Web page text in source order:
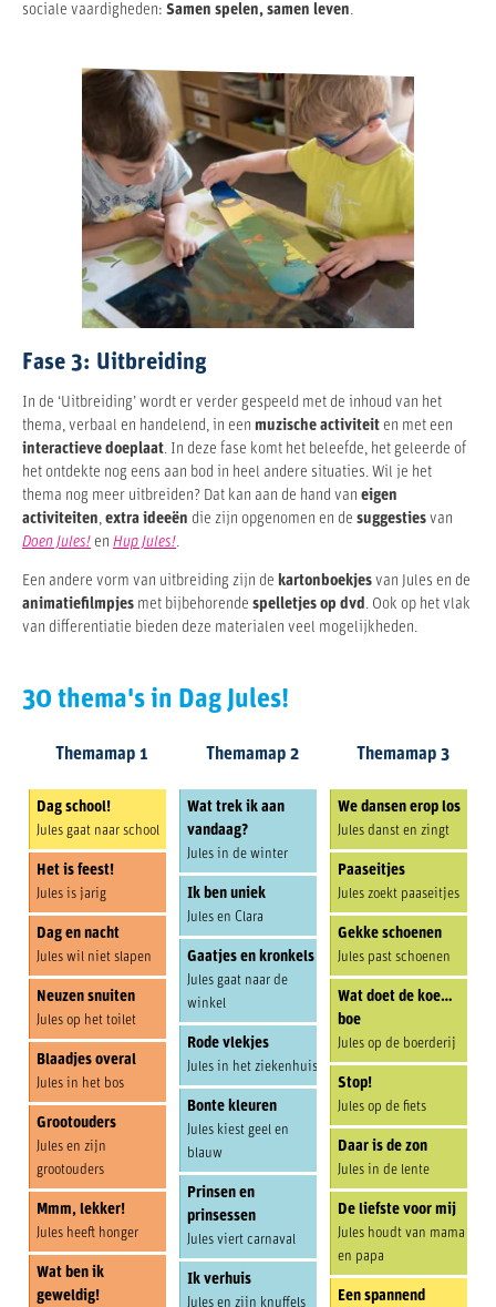
sociale vaardigheden: Samen spelen, samen leven.
Fase 3: Uitbreiding
In de ‘Uitbreiding’ wordt er verder gespeeld met de inhoud van het
thema, verbaal en handelend, in een muzische activiteit en met een
interactieve doeplaat. In deze fase komt het beleefde, het geleerde of
het ontdekte nog eens aan bod in heel andere situaties. Wil je het
thema nog meer uitbreiden? Dat kan aan de hand van eigen
activiteiten, extra ideeën die zijn opgenomen en de suggesties van
Doen Jules! en Hup Jules!.
Een andere vorm van uitbreiding zijn de kartonboekjes van Jules en de
animatiefilmpjes met bijbehorende spelletjes op dvd. Ook op het vlak
van differentiatie bieden deze materialen veel mogelijkheden.
30 thema's in Dag Jules!
Themamap 1
Dag school!
Jules gaat naar school
Het is feest!
Jules is jarig
Dag en nacht
Jules wil niet slapen
Neuzen snuiten
Jules op het toilet
Blaadjes overal
Jules in het bos
Grootouders
Jules en zijn
grootouders
Mmm, lekker!
Jules heeft honger
Wat ben ik
geweldig!
Themamap 2
Wat trek ik aan
vandaag?
Jules in de winter
Ik ben uniek
Jules en Clara
Gaatjes en kronkels
Jules gaat naar de
winkel
Rode vlekjes
Jules in het ziekenhuis
Bonte kleuren
Jules kiest geel en
blauw
Prinsen en
prinsessen
Jules viert carnaval
Ik verhuis
Jules en zijn knuffels
Themamap 3
We dansen erop los
Jules danst en zingt
Paaseitjes
Jules zoekt paaseitjes
Gekke schoenen
Jules past schoenen
Wat doet de koe…
boe
Jules op de boerderij
Stop!
Jules op de fiets
Daar is de zon
Jules in de lente
De liefste voor mij
Jules houdt van mama
en papa
Een spannend